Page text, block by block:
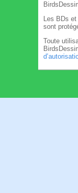
Les BDs et
sont
Toute